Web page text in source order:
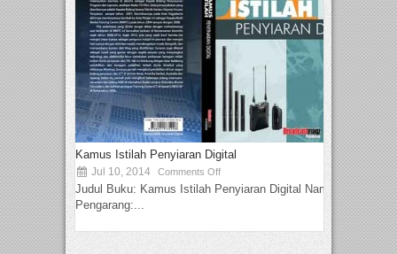
Kamus Istilah Penyiaran Digital
Jul 10, 2014 Comments Off
Judul Buku: Kamus Istilah Penyiaran Digital Nama
Pengarang:...